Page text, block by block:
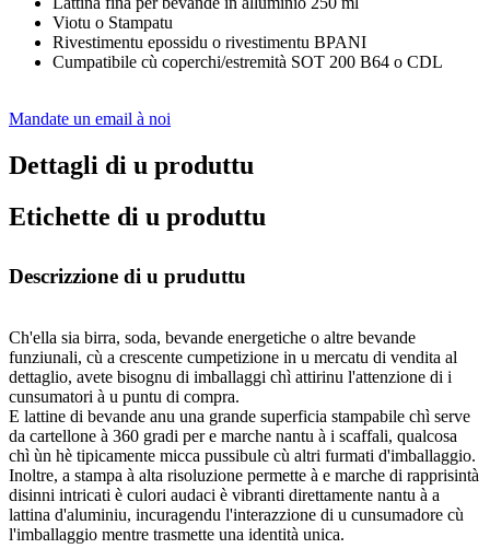
Viotu o Stampatu
Rivestimentu epossidu o rivestimentu BPANI
Cumpatibile cù coperchi/estremità SOT 200 B64 o CDL
Mandate un email à noi
Dettagli di u produttu
Etichette di u produttu
Descrizzione di u pruduttu
Ch'ella sia birra, soda, bevande energetiche o altre bevande
funziunali, cù a crescente cumpetizione in u mercatu di vendita al
dettaglio, avete bisognu di imballaggi chì attirinu l'attenzione di i
cunsumatori à u puntu di compra.
E lattine di bevande anu una grande superficia stampabile chì serve
da cartellone à 360 gradi per e marche nantu à i scaffali, qualcosa
chì ùn hè tipicamente micca pussibule cù altri furmati d'imballaggio.
Inoltre, a stampa à alta risoluzione permette à e marche di rapprisintà
disinni intricati è culori audaci è vibranti direttamente nantu à a
lattina d'aluminiu, incuragendu l'interazzione di u cunsumadore cù
l'imballaggio mentre trasmette una identità unica.